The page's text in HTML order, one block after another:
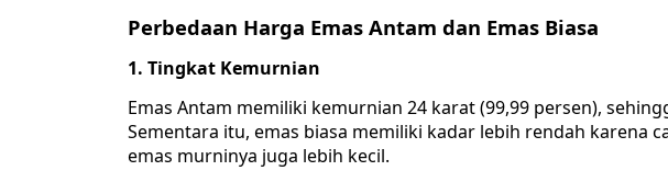
Perbedaan Harga Emas Antam dan Emas Biasa
1. Tingkat Kemurnian
Emas Antam memiliki kemurnian 24 karat (99,99 persen),
Sementara itu, emas biasa memiliki kadar lebih rendah karena
emas murninya juga lebih kecil.